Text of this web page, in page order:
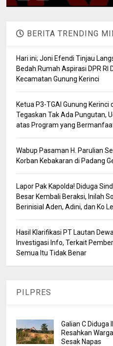
BERITA TRENDING
Hari ini; Joni Efendi Tinjau
Bedah Rumah Aspirasi DPR RI
Kecamatan Gunung Kerinci
Ketua P3-TGAI Gunung Kerinci
Tegaskan Tak Ada Pungutan,
atas Program yang
Wabup Pasaman H. Parulian
Korban Kebakaran di Padang
Lapor Pak Kapolda! Diduga
Besar Kembali Beraksi, Inilah
Berinisial Aden, Adini, dan Ko
Hasil Klarifikasi PT Lautan
Investigasi Info, Terkait
Semua Itu Tidak Benar
PILPRES
Galian C Diduga
Resahkan
Sesak Napas